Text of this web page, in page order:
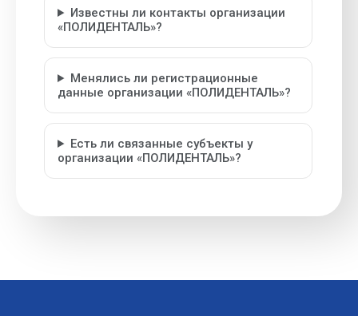
Известны ли контакты организации
«ПОЛИДЕНТАЛЬ»?
Менялись ли регистрационные
данные организации «ПОЛИДЕНТАЛЬ»?
Есть ли связанные субъекты у
организации «ПОЛИДЕНТАЛЬ»?